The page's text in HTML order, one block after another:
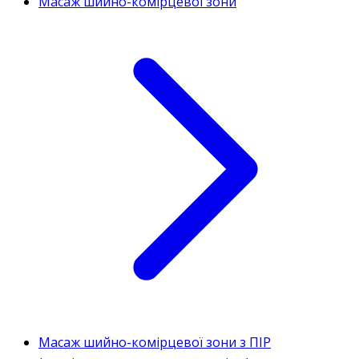
Масаж шийно-комірцевої зони з ПІР